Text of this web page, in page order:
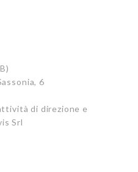
6
di direzione e
Srl